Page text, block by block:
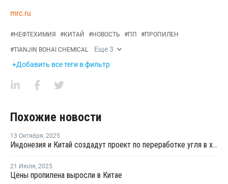
mrc.ru
#НЕФТЕХИМИЯ #КИТАЙ #НОВОСТЬ #ПП #ПРОПИЛЕН
#TIANJIN BOHAI CHEMICAL Еще3
+Добавить все теги в фильтр
Похожие новости
13 Октября, 2025
Индонезия и Китай создадут проект по переработке угля в химикаты
21 Июля, 2025
Цены пропилена выросли в Китае